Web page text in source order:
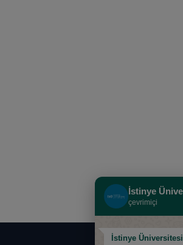
İstinye
çevrimiçi
İstinye Üniversitesi